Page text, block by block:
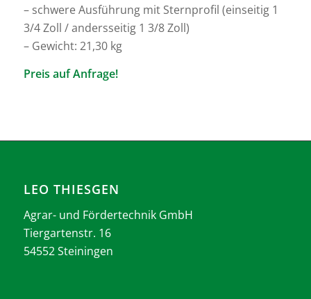
– schwere Ausführung mit Sternprofil (einseitig 1
3/4 Zoll / andersseitig 1 3/8 Zoll)
– Gewicht: 21,30 kg
Preis auf Anfrage!
LEO THIESGEN
Agrar- und Fördertechnik GmbH
Tiergartenstr. 16
54552 Steiningen